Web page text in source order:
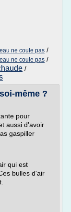
ne coule pas /
ne coule pas /
/
même ?
pour
aussi d'avoir
gaspiller
qui est
bulles d'air